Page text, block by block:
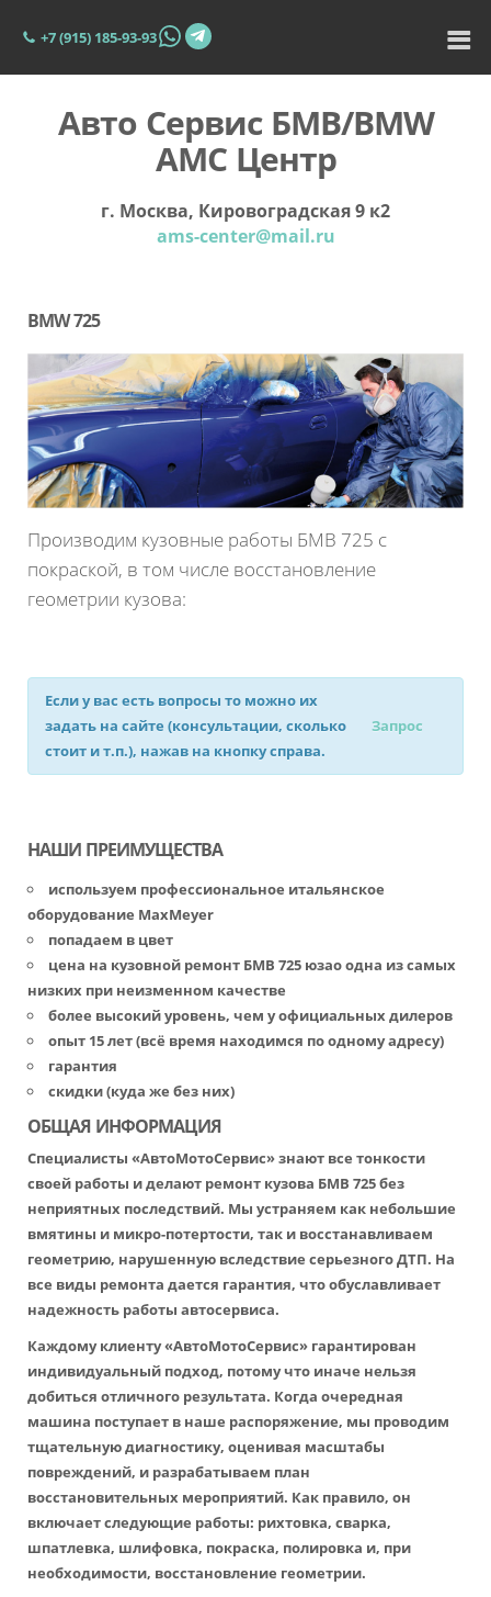
+7 (915) 185-93-93
Авто Сервис БМВ/BMW
АМС Центр
г. Москва, Кировоградская 9 к2
ams-center@mail.ru
BMW 725
Производим кузовные работы БМВ 725 с
покраской, в том числе восстановление
геометрии кузова:
Если у вас есть вопросы то можно их
задать на сайте (консультации, сколько
стоит и т.п.), нажав на кнопку справа.
Запрос
НАШИ ПРЕИМУЩЕСТВА
используем профессиональное итальянское
оборудование MaxMeyer
попадаем в цвет
цена на кузовной ремонт БМВ 725 юзао одна из самых
низких при неизменном качестве
более высокий уровень, чем у официальных дилеров
опыт 15 лет (всё время находимся по одному адресу)
гарантия
скидки (куда же без них)
ОБЩАЯ ИНФОРМАЦИЯ
Специалисты «АвтоМотоСервис» знают все тонкости
своей работы и делают ремонт кузова БМВ 725 без
неприятных последствий. Мы устраняем как небольшие
вмятины и микро-потертости, так и восстанавливаем
геометрию, нарушенную вследствие серьезного ДТП. На
все виды ремонта дается гарантия, что обуславливает
надежность работы автосервиса.
Каждому клиенту «АвтоМотоСервис» гарантирован
индивидуальный подход, потому что иначе нельзя
добиться отличного результата. Когда очередная
машина поступает в наше распоряжение, мы проводим
тщательную диагностику, оценивая масштабы
повреждений, и разрабатываем план
восстановительных мероприятий. Как правило, он
включает следующие работы: рихтовка, сварка,
шпатлевка, шлифовка, покраска, полировка и, при
необходимости, восстановление геометрии.